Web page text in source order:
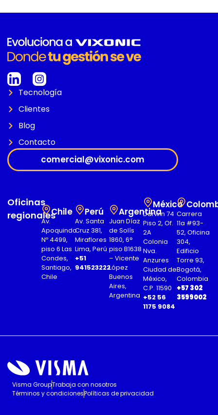
Tecnología
Clientes
Blog
Contacto
comercial@vixonic.com
Oficinas
regionalesChile
Av.
Apoquindo
Nº 4499,
piso 6 Las
Condes,
Santiago,
Chile
Perú
Av. Santa
Cruz 381,
Miraflores
Lima, Perú
+51
941523222
Argentina
Juan Díaz
de Solís
1860, 6°
piso B1638
– Vicente
López
Buenos
Aires,
Argentina
México
Darwin 74
Piso 2, Of.
2A
Colonia
Nva.
Anzures
Ciudad de
México,
C.P. 11590
+52 56
1175 9084
Carrera
11a #93-
52, Oficina
304,
Edificio
Torre 93,
Bogotá,
Colombia
+57 302
3599002
Visma GroupTrabaja con nosotros
Términos y condicionesPolíticas de privacidad